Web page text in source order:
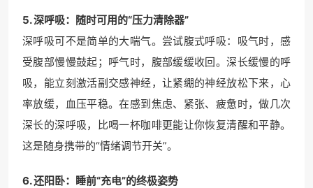
5. 深呼吸：随时可用的“压力清除器”
深呼吸可不是简单的大喘气。尝试腹式呼吸：吸气时，感
受腹部慢慢鼓起；呼气时，腹部缓缓收回。深长缓慢的呼
吸，能立刻激活副交感神经，让紧绷的神经放松下来，心
率放缓，血压平稳。在感到焦虑、紧张、疲惫时，做几次
深长的深呼吸，比喝一杯咖啡更能让你恢复清醒和平静。
这是随身携带的“情绪调节开关”。
6. 还阳卧：睡前“充电”的终极姿势